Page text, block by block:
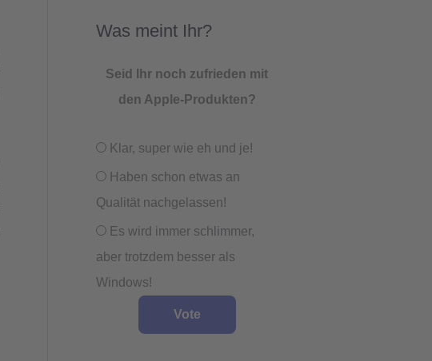
Was meint Ihr?
Seid Ihr noch zufrieden mit
den Apple-Produkten?
Klar, super wie eh und je!
Haben schon etwas an
Qualität nachgelassen!
Es wird immer schlimmer,
aber trotzdem besser als
Windows!